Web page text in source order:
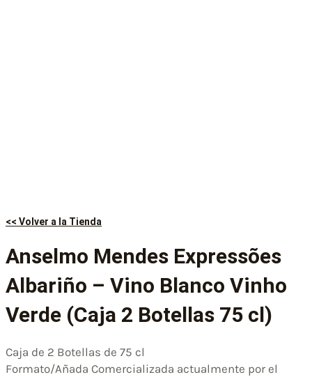
<< Volver a la Tienda
Anselmo Mendes Expressões
Albariño – Vino Blanco Vinho
Verde (Caja 2 Botellas 75 cl)
Caja de 2 Botellas de 75 cl
Formato/Añada Comercializada actualmente por el